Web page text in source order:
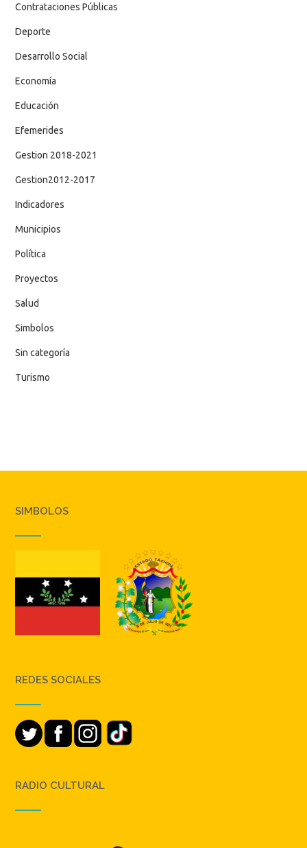
Contrataciones Públicas
Deporte
Desarrollo Social
Economía
Educación
Efemerides
Gestion 2018-2021
Gestion2012-2017
Indicadores
Municipios
Política
Proyectos
Salud
Simbolos
Sin categoría
Turismo
SIMBOLOS
REDES SOCIALES
RADIO CULTURAL